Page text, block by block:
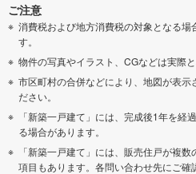
ご注意
消費税および地方消費税の対象となる場
す。
物件の写真やイラスト、CGなどは実際
市区町村の合併などにより、地図が表示
ださい。
「新築一戸建て」には、完成後1年を経
る場合があります。
「新築一戸建て」には、販売住戸が複
項目もあります。各問い合わせ先にご確